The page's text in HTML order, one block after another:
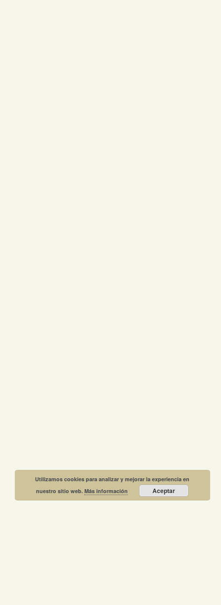
Utilizamos cookies para analizar y mejorar la experiencia en
nuestro sitio web.Más información Aceptar